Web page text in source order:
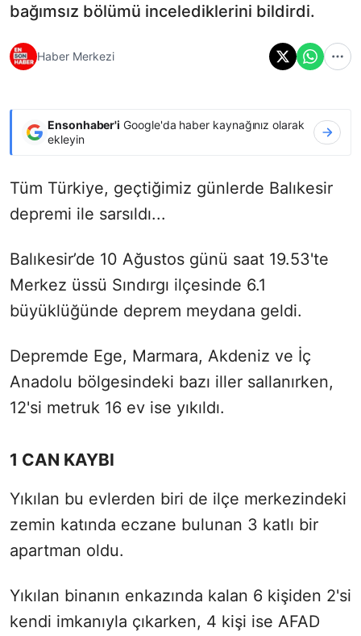
bağımsız bölümü incelediklerini bildirdi.
Haber Merkezi
Ensonhaber'i Google'da haber kaynağınız olarak
ekleyin
Tüm Türkiye, geçtiğimiz günlerde Balıkesir
depremi ile sarsıldı...
Balıkesir’de 10 Ağustos günü saat 19.53'te
Merkez üssü Sındırgı ilçesinde 6.1
büyüklüğünde deprem meydana geldi.
Depremde Ege, Marmara, Akdeniz ve İç
Anadolu bölgesindeki bazı iller sallanırken,
12'si metruk 16 ev ise yıkıldı.
1 CAN KAYBI
Yıkılan bu evlerden biri de ilçe merkezindeki
zemin katında eczane bulunan 3 katlı bir
apartman oldu.
Yıkılan binanın enkazında kalan 6 kişiden 2'si
kendi imkanıyla çıkarken, 4 kişi ise AFAD